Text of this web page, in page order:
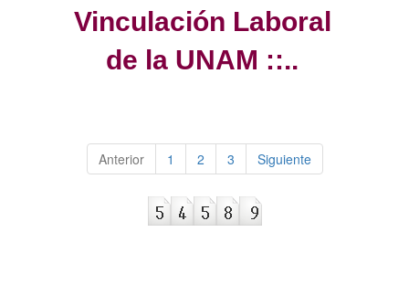
Vinculación Laboral
de la UNAM ::..
Anterior 1 2 3 Siguiente